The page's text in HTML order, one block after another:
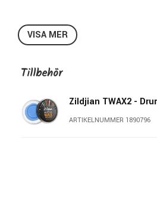
Finish:Silvermetallic
Längd:406,4mm
Druva: Oval
Material Druva:
Taper:Medium
VISA MER
Tillbehör
Zildjian TWAX2 -
ARTIKELNUMMER 1890796